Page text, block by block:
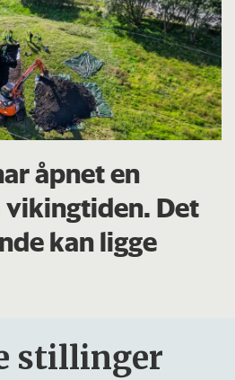
åpnet en
vikingtiden. Det
kan ligge
stillinger